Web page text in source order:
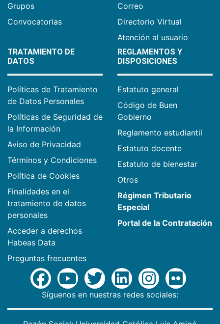
Grupos
Convocatorias
Correo
Directorio Virtual
Atención al usuario
TRATAMIENTO DE
DATOS
Políticas de Tratamiento
de Datos Personales
Políticas de Seguridad de
la Información
Aviso de Privacidad
Términos y Condiciones
Política de Cookies
Finalidades en el
tratamiento de datos
personales
Acceder a derechos
Habeas Data
Preguntas frecuentes
REGLAMENTOS Y
DISPOSICIONES
Estatuto general
Código de Buen
Gobierno
Reglamento estudiantil
Estatuto docente
Estatuto de bienestar
Otros
Régimen Tributario
Especial
Portal de la Contratación
Síguenos en nuestras redes sociales: